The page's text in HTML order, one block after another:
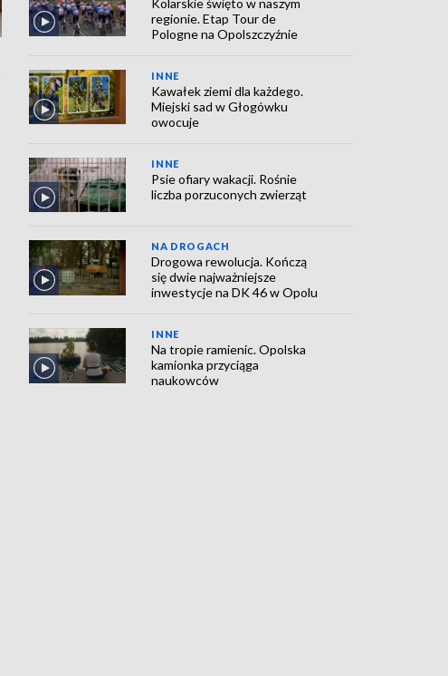
regionie. Etap Tour de
Pologne na Opolszczyźnie
INNE
Kawałek ziemi dla każdego.
Miejski sad w Głogówku
owocuje
INNE
Psie ofiary wakacji. Rośnie
liczba porzuconych zwierząt
NA DROGACH
Drogowa rewolucja. Kończą
się dwie najważniejsze
inwestycje na DK 46 w Opolu
INNE
Na tropie ramienic. Opolska
kamionka przyciąga
naukowców